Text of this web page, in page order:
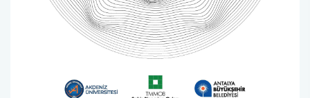
Su Ürünleri Fakültesi